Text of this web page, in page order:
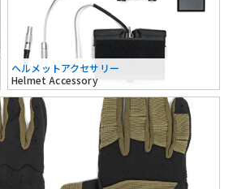
ヘルメットアクセサリー
Helmet Accessory